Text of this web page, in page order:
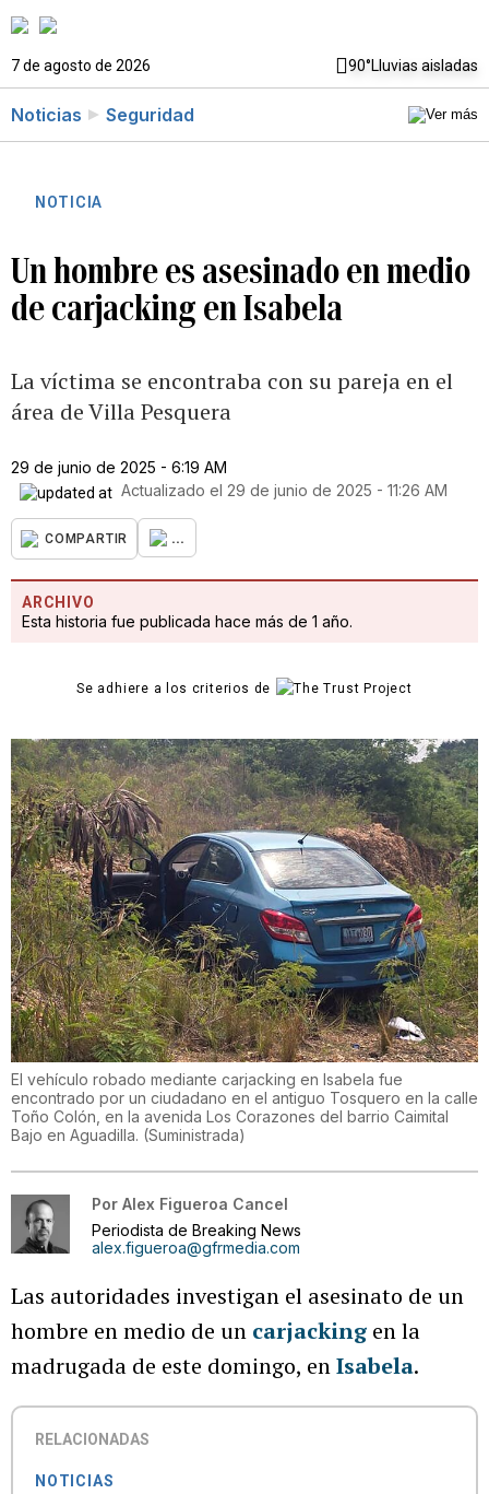
7 de agosto de 2026 90°Lluvias aisladas
Noticias Seguridad
NOTICIA
Un hombre es asesinado en medio
de carjacking en Isabela
La víctima se encontraba con su pareja en el
área de Villa Pesquera
29 de junio de 2025 - 6:19 AM
Actualizado el 29 de junio de 2025 - 11:26 AM
COMPARTIR ...
ARCHIVO
Esta historia fue publicada hace más de 1 año.
Se adhiere a los criterios de
El vehículo robado mediante carjacking en Isabela fue
encontrado por un ciudadano en el antiguo Tosquero en la calle
Toño Colón, en la avenida Los Corazones del barrio Caimital
Bajo en Aguadilla. (Suministrada)
Por Alex Figueroa Cancel
Periodista de Breaking News
alex.figueroa@gfrmedia.com
Las autoridades investigan el asesinato de un
hombre en medio de un carjacking en la
madrugada de este domingo, enIsabela.
RELACIONADAS
NOTICIAS